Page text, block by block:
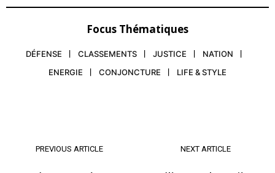
S'ABONNER MAINTENANT
Nous contacter
Focus Thématiques
DÉFENSE CLASSEMENTS JUSTICE
NATION
ENERGIE
CONJONCTURE LIFE & STYLE
PREVIOUS ARTICLE NEXT ARTICLE